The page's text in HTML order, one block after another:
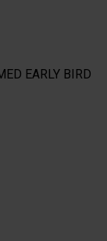
EARLY BIRD